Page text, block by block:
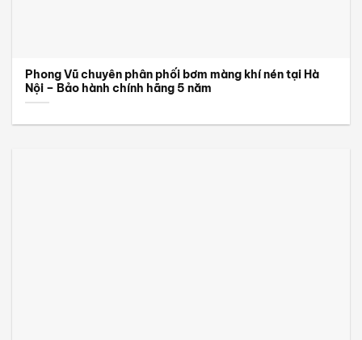
Phong Vũ chuyên phân phối bơm màng khí nén tại Hà
Nội – Bảo hành chính hãng 5 năm